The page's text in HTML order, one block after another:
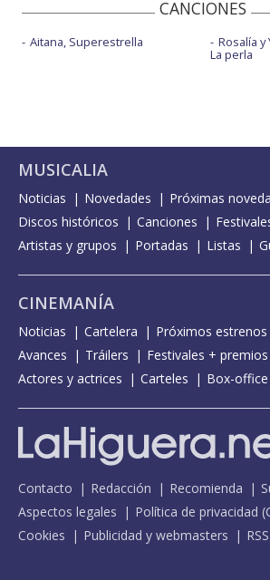
CANCIONES
Aitana, Superestrella Rosalía y
La perla
MUSICALIA
Noticias Novedades
Próximas
Discos históricos
Canciones
Artistas y grupos
Portadas Listas
CINEMANÍA
Noticias Cartelera Próximos estrenos
Avances
Tráilers
Festivales + premios
Actores y actrices
Carteles Box-office
Contacto Redacción Recomienda
Aspectos legales
Política de privacidad (
Cookies
Publicidad y webmasters RSS